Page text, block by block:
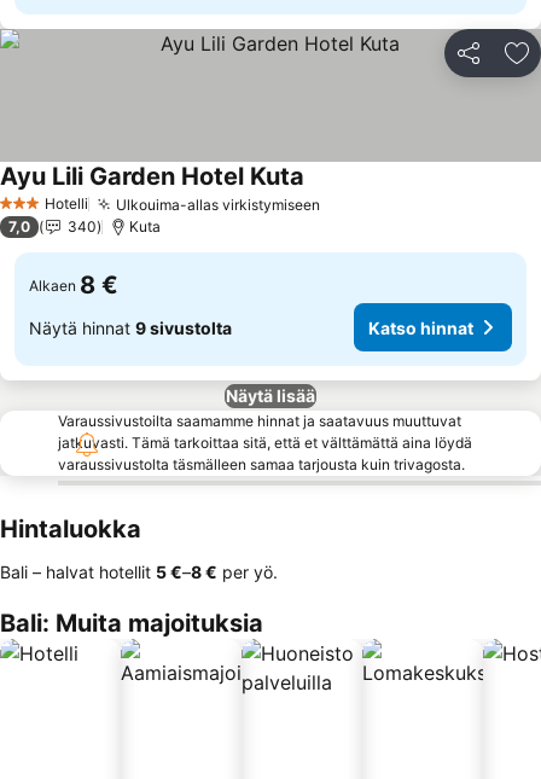
Jaa
3 Tähtiluokitus
Hotelli Ulkouima-allas virkistymiseen
Ayu Lili Garden Hotel Kuta
7,0 340 Kuta
Alkaen 8 €
Näytä hinnat 9 sivustolta Katso hinnat
Näytä lisää
Varaussivustoilta saamamme hinnat ja saatavuus muuttuvat
jatkuvasti. Tämä tarkoittaa sitä, että et välttämättä aina löydä
varaussivustolta täsmälleen samaa tarjousta kuin trivagosta.
Hintaluokka
Bali – halvat hotellit ‎5 €–‎8 € per yö.
Bali: Muita majoituksia